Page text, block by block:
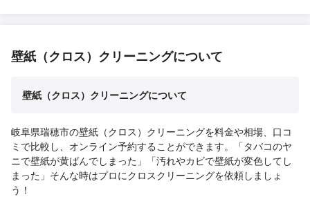
壁紙（クロス）クリーニングについて
壁紙（クロス）クリーニングについて
岐阜県瑞穂市の壁紙（クロス）クリーニングを料金や相場、口コ
ミで比較し、オンライン予約することができます。「タバコのヤ
ニで壁紙が黄ばんでしまった」「汚れやカビで壁紙が変色してし
まった」そんな時はプロにクロスクリーニングを依頼しましょ
う！